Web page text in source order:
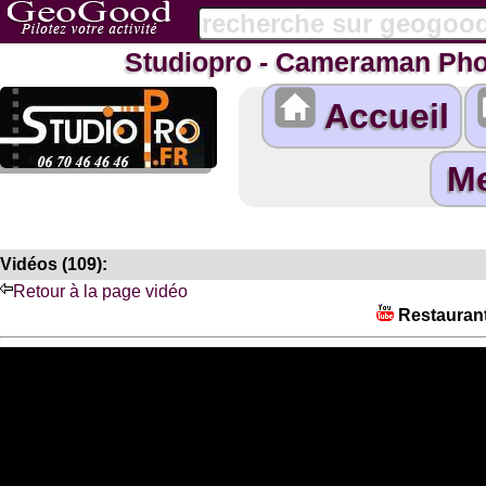
Studiopro - Cameraman
Accueil
Vidéos (109):
Retour à la page vidéo